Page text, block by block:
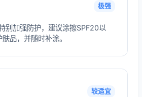
极强
别加强防护，建议涂擦SPF20以
品，并随时补涂。
较适宜